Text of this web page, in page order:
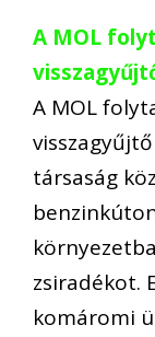
A MOL
A MOL
társaság
zsiradékot.
komáromi